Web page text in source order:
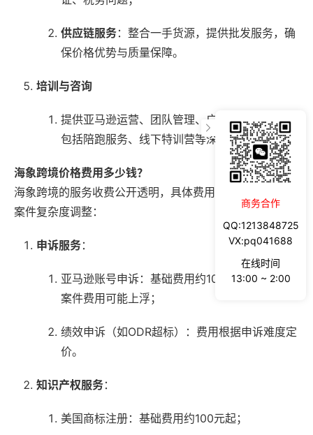
供应链服务：整合一手货源，提供批发服务，确
保价格优势与质量保障。
培训与咨询
提供亚马逊运营、团队管理、广告投放等课程，
包括陪跑服务、线下特训营等深度培训。
海象跨境价格费用多少钱？
海象跨境的服务收费公开透明，具体费用根据服务类型与
案件复杂度调整：
申诉服务：
亚马逊账号申诉：基础费用约100元/次起，复杂
案件费用可能上浮；
绩效申诉（如ODR超标）：费用根据申诉难度定
价。
知识产权服务：
美国商标注册：基础费用约100元起；
商务合作
QQ:1213848725
VX:pq041688
在线时间
13:00 ~ 2:00